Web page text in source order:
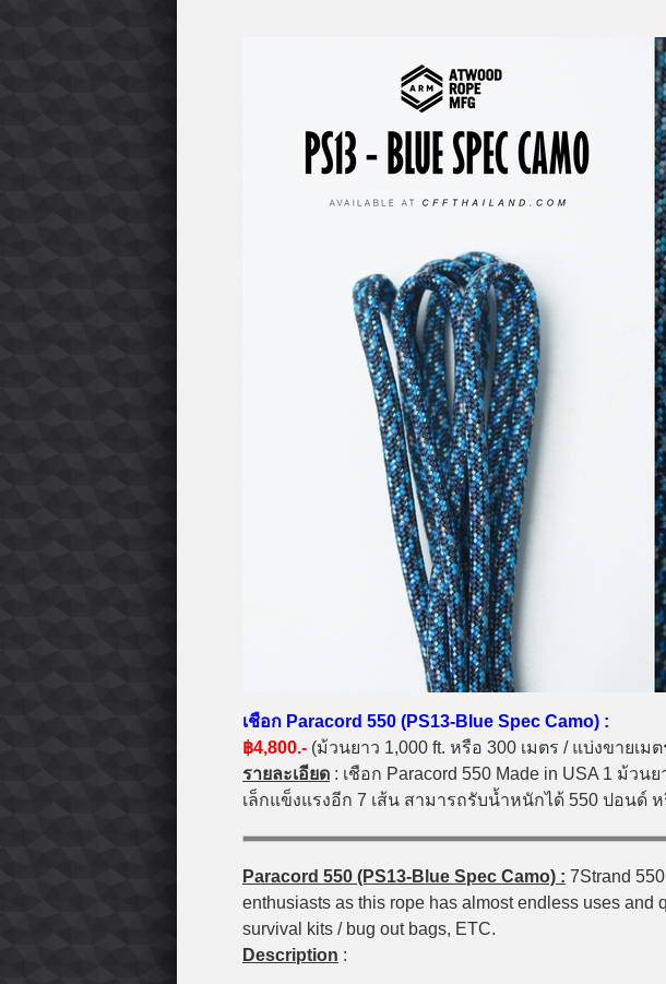
เชือก Paracord 550 (PS13-Blue Spec Camo) :
฿4,800.- (ม้วนยาว 1,000 ft. หรือ 300 เมตร / แบ่งขายเม
รายละเอียด : เชือก Paracord 550 Made in USA 1 ม้ว
เล็กแข็งแรงอีก 7 เส้น สามารถรับน้ำหนักได้ 550 ปอนด์
Paracord 550 (PS13-Blue Spec Camo) : 7Strand
enthusiasts as this rope has almost endless uses and
survival kits / bug out bags, ETC.
Description :